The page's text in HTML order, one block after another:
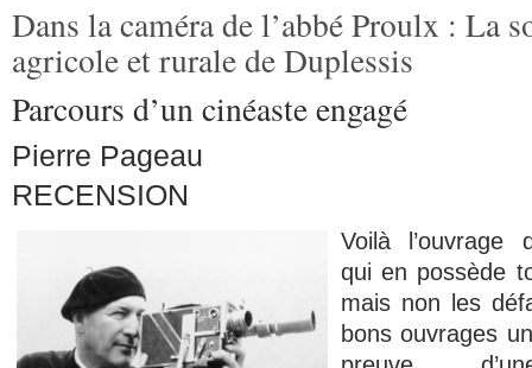
Dans la caméra de l’abbé Proulx : La
agricole et rurale de Duplessis
Parcours d’un cinéaste engagé
Pierre Pageau
RECENSION
Voilà l’ouvrage
qui en possède
mais non les
bons ouvrages